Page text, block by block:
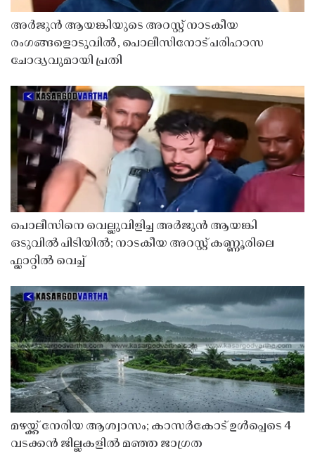
അർജുൻ ആയങ്കിയുടെ അറസ്റ്റ് നാടകീയ
രംഗങ്ങളൊടുവിൽ, പൊലീസിനോട് പരിഹാസ
ചോദ്യവുമായി പ്രതി
പൊലീസിനെ വെല്ലുവിളിച്ച അർജുൻ ആയങ്കി
ഒടുവിൽ പിടിയിൽ; നാടകീയ അറസ്റ്റ് കണ്ണൂരിലെ
ഫ്ലാറ്റിൽ വെച്ച്
മഴയ്ക്ക് നേരിയ ആശ്വാസം; കാസർകോട് ഉൾപ്പെടെ 4
വടക്കൻ ജില്ലകളിൽ മഞ്ഞ ജാഗ്രത